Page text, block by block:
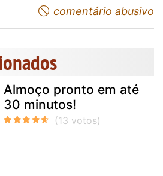
not appreciatecomentário abusivo
Almoço pronto em até
30 minutos!